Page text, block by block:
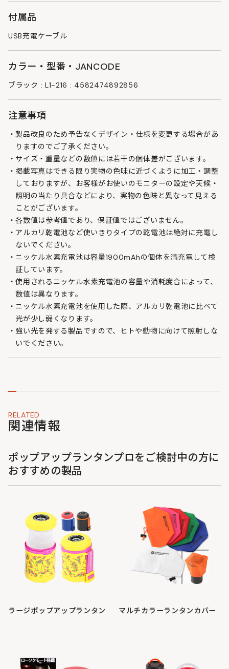
付属品
USB充電ケーブル
カラー・型番・JANCODE
ブラック : L1-216 : 4582474892856
注意事項
製品改良のため予告なくデザイン・仕様を変更する場合があ
りますのでご了承ください。
サイズ・重量などの数値には若干の個体差がございます。
掲載写真はできる限り実物の色味に近づくように加工・調整
しておりますが、お客様がお使いのモニターの設定や天候・
照明の当たり具合などにより、実物の色味と異なって見える
ことがございます。
各数値は参考値であり、保証値ではございません。
アルカリ乾電池など使いきりタイプの乾電池は絶対に充電し
ないでください。
ニッケル水素充電池は容量1900mAhの個体を満充電して検
証しています。
使用されるニッケル水素充電池の容量や消耗度合によって、
数値は異なります。
ニッケル水素充電池を使用した際、アルカリ乾電池に比べて
光が少し弱くなります。
強い光を発する製品ですので、ヒトや動物に向けて照射しな
いでください。
RELATED
関連情報
ポップアップランタンプロをご検討中の方に
おすすめの製品
ラージポップアップランタン マルチカラーランタンカバー